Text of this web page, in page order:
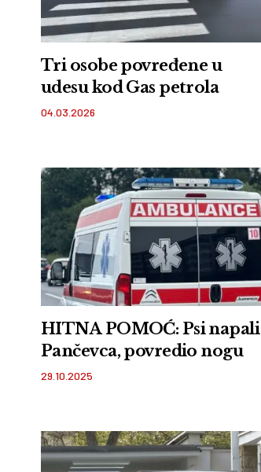
Tri osobe povređene u
udesu kod Gas petrola
04.03.2026
HITNA POMOĆ: Psi napali
Pančevca, povredio nogu
29.10.2025